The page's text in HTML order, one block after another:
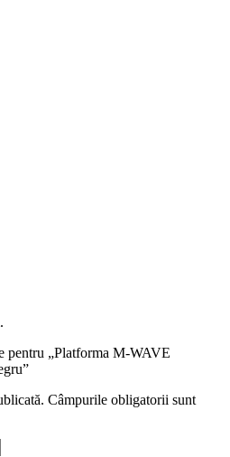
pentru „Platforma M-WAVE
Câmpurile obligatorii sunt